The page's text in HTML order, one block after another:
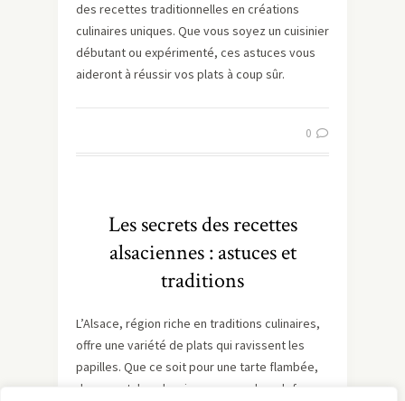
des recettes traditionnelles en créations
culinaires uniques. Que vous soyez un cuisinier
débutant ou expérimenté, ces astuces vous
aideront à réussir vos plats à coup sûr.
0
Les secrets des recettes
alsaciennes : astuces et
traditions
L’Alsace, région riche en traditions culinaires,
offre une variété de plats qui ravissent les
papilles. Que ce soit pour une tarte flambée,
des spaetzles alsaciennes ou un kouglof,